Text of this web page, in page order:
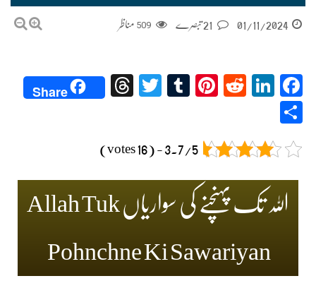
01/11/2024
509 مناظر
Facebook
LinkedIn
Reddit
Pinterest
Tumblr
Twitter
Threads
Share
3.7/5 - (16 votes)
اللہ تک پہنچنے کی سواریاں Allah Tuk
Pohnchne Ki Sawariyan